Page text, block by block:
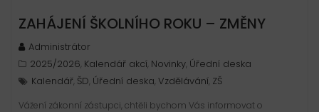
ZAHÁJENÍ ŠKOLNÍHO ROKU – ZMĚNY
Administrátor
2025/2026 Kalendář akcí Novinky Úřední deska
Kalendář ŠD Úřední deska Vzdělávání ZŠ
Vážení zákonní zástupci, chtěli bychom Vás informovat o